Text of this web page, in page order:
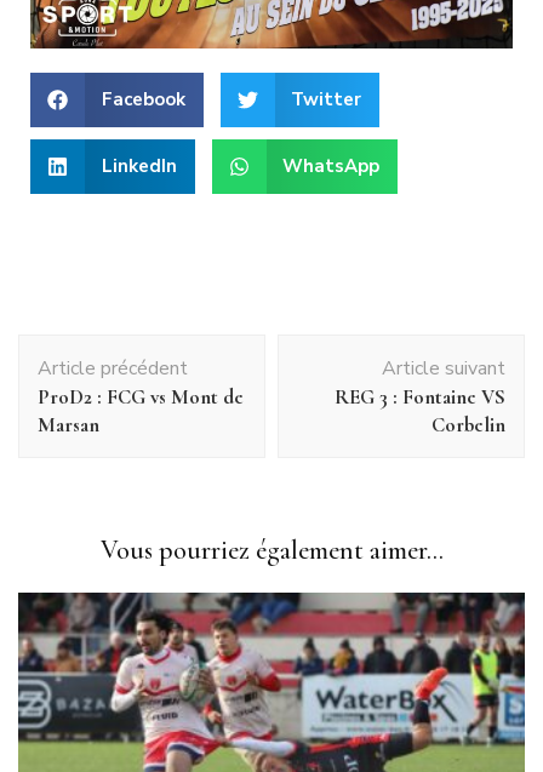
Facebook Twitter
LinkedIn WhatsApp
Article précédent
ProD2 : FCG vs Mont de
Marsan
Article suivant
REG 3 : Fontaine VS
Corbelin
Vous pourriez également aimer...